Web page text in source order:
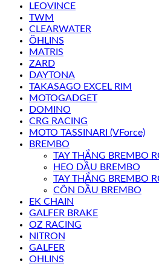
LEOVINCE
TWM
CLEARWATER
ÖHLINS
MATRIS
ZARD
DAYTONA
TAKASAGO EXCEL RIM
MOTOGADGET
DOMINO
CRG RACING
MOTO TASSINARI (VForce)
BREMBO
TAY THẮNG BREMBO
HEO DẦU BREMBO
TAY THẮNG BREMBO
CÔN DẦU BREMBO
EK CHAIN
GALFER BRAKE
OZ RACING
NITRON
GALFER
OHLINS